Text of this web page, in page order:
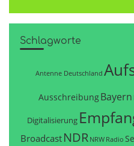
Schlagworte
Antenne Deutschland
AusschreibungBayern
Digitalisierung
Broadcast NDR NRW Radio